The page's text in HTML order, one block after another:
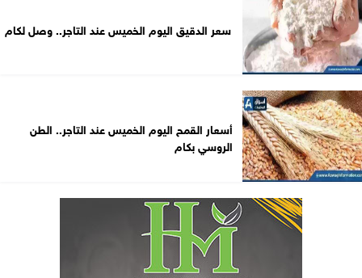
سعر الدقيق اليوم الخميس عند التاجر.. وصل لكام
أسعار القمح اليوم الخميس عند التاجر.. الطن
الروسي بكام